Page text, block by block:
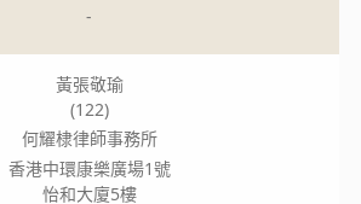
-
黃張敬瑜
(122)
何耀棣律師事務所
香港中環康樂廣場1號
怡和大廈5樓